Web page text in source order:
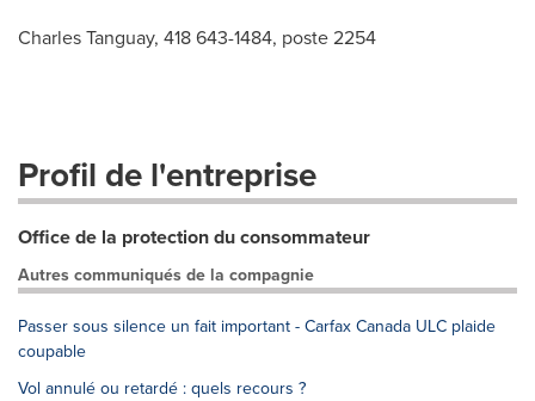
Charles Tanguay, 418 643-1484, poste 2254
Profil de l'entreprise
Office de la protection du consommateur
Autres communiqués de la compagnie
Passer sous silence un fait important - Carfax Canada ULC plaide
coupable
Vol annulé ou retardé : quels recours ?